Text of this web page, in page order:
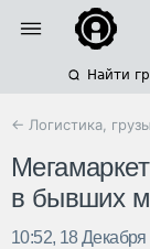
Найти
← Логистика, грузы
в бывших
10:52, 18